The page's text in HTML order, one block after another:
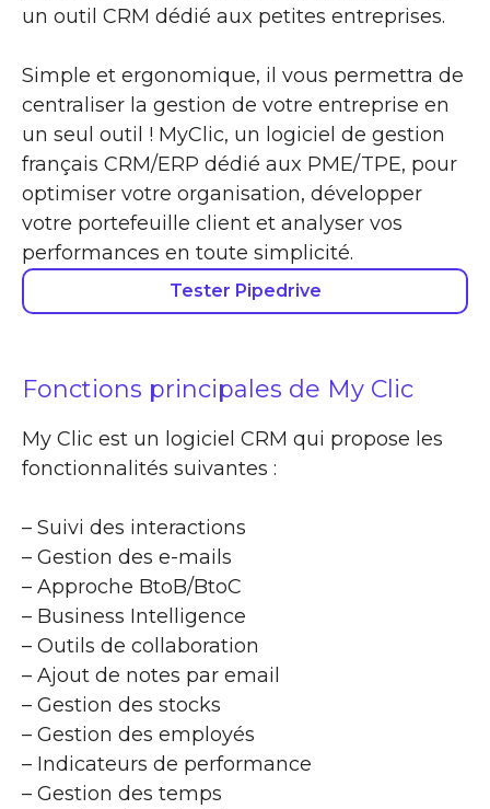
un outil CRM dédié aux petites entreprises.
Simple et ergonomique, il vous permettra de
centraliser la gestion de votre entreprise en
un seul outil ! MyClic, un logiciel de gestion
français CRM/ERP dédié aux PME/TPE, pour
optimiser votre organisation, développer
votre portefeuille client et analyser vos
performances en toute simplicité.
Tester Pipedrive
Fonctions principales de My Clic
My Clic est un logiciel CRM qui propose les
fonctionnalités suivantes :
– Suivi des interactions
– Gestion des e-mails
– Approche BtoB/BtoC
– Business Intelligence
– Outils de collaboration
– Ajout de notes par email
– Gestion des stocks
– Gestion des employés
– Indicateurs de performance
– Gestion des temps